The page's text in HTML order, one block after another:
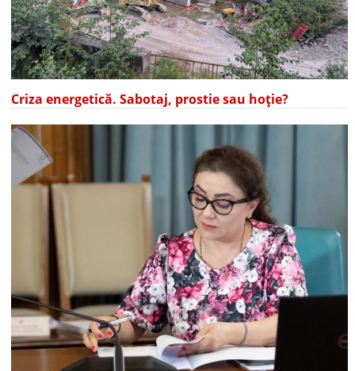
Criza energetică. Sabotaj, prostie sau hoție?